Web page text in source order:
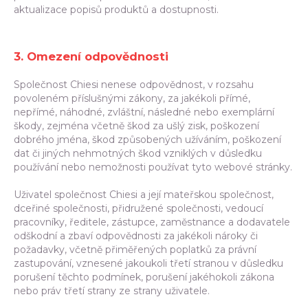
aktualizace popisů produktů a dostupnosti.
3. Omezení odpovědnosti
Společnost Chiesi nenese odpovědnost, v rozsahu
povoleném příslušnými zákony, za jakékoli přímé,
nepřímé, náhodné, zvláštní, následné nebo exemplární
škody, zejména včetně škod za ušlý zisk, poškození
dobrého jména, škod způsobených užíváním, poškození
dat či jiných nehmotných škod vzniklých v důsledku
používání nebo nemožnosti používat tyto webové stránky.
Uživatel společnost Chiesi a její mateřskou společnost,
dceřiné společnosti, přidružené společnosti, vedoucí
pracovníky, ředitele, zástupce, zaměstnance a dodavatele
odškodní a zbaví odpovědnosti za jakékoli nároky či
požadavky, včetně přiměřených poplatků za právní
zastupování, vznesené jakoukoli třetí stranou v důsledku
porušení těchto podmínek, porušení jakéhokoli zákona
nebo práv třetí strany ze strany uživatele.